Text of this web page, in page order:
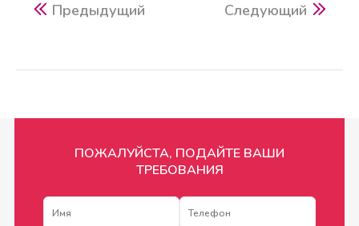
Предыдущий Следующий
ПОЖАЛУЙСТА, ПОДАЙТЕ ВАШИ
ТРЕБОВАНИЯ